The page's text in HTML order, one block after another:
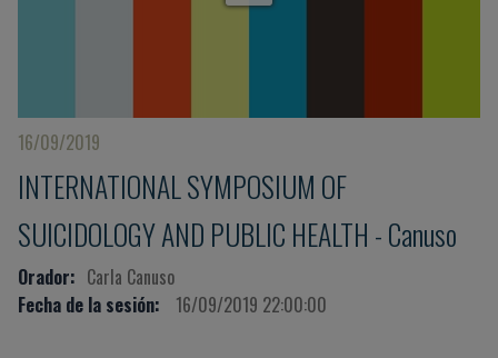
16/09/2019
INTERNATIONAL SYMPOSIUM OF
SUICIDOLOGY AND PUBLIC HEALTH - Canuso
Orador: Carla Canuso
Fecha de la sesión:
16/09/2019 22:00:00